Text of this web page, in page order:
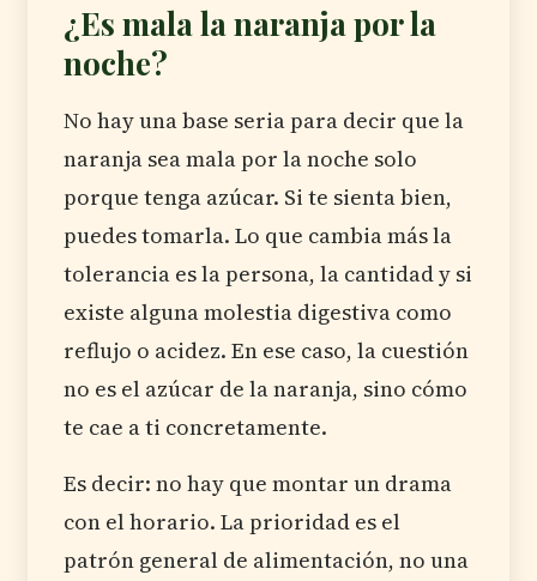
¿Es mala la naranja por la
noche?
No hay una base seria para decir que la
naranja sea mala por la noche solo
porque tenga azúcar. Si te sienta bien,
puedes tomarla. Lo que cambia más la
tolerancia es la persona, la cantidad y si
existe alguna molestia digestiva como
reflujo o acidez. En ese caso, la cuestión
no es el azúcar de la naranja, sino cómo
te cae a ti concretamente.
Es decir: no hay que montar un drama
con el horario. La prioridad es el
patrón general de alimentación, no una